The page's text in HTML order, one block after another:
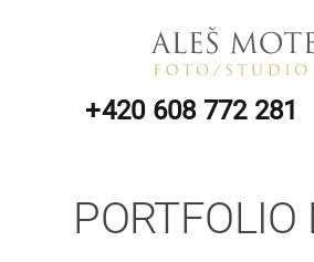
+420 608 772 281
PORTFOLIO